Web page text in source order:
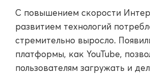
С повышением скорости
развитием технологий
стремительно выросло.
платформы, как YouTube,
пользователям загружать и